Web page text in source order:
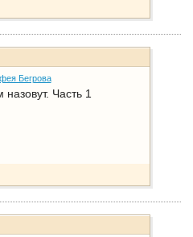
Бегрова
Часть 1